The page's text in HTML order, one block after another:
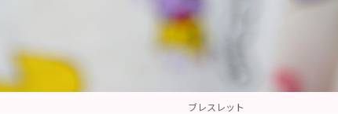
ブレスレット